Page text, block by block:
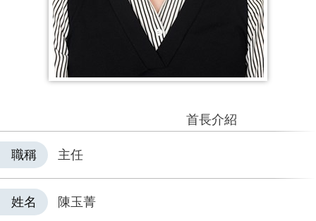
首長介紹
職稱 主任
姓名 陳玉菁